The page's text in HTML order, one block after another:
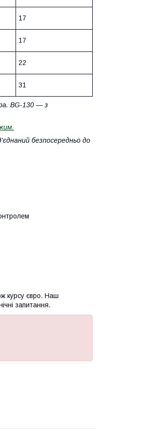
17
17
22
31
BG-130 — з
безпосередньо до
курсу євро. Наш
запитання.